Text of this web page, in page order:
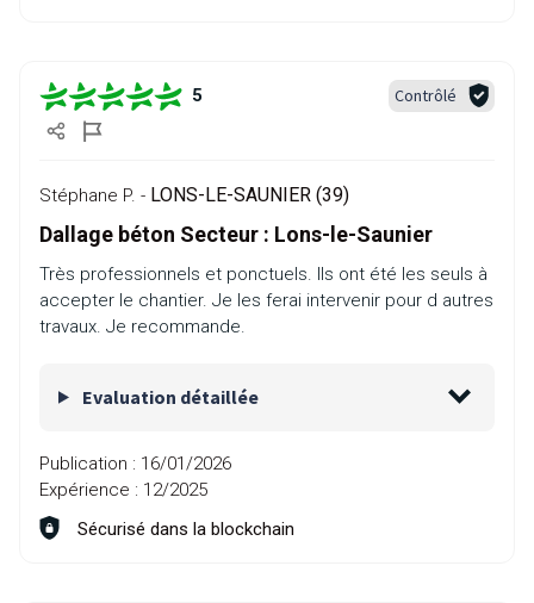
5 Contrôlé
Stéphane P. - LONS-LE-SAUNIER (39)
Dallage béton Secteur : Lons-le-Saunier
Très professionnels et ponctuels. Ils ont été les seuls à
accepter le chantier. Je les ferai intervenir pour d autres
travaux. Je recommande.
Evaluation détaillée
Publication : 16/01/2026
Expérience : 12/2025
Sécurisé dans la blockchain